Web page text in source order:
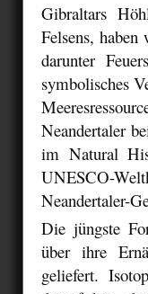
Gibraltars
Felsens,
darunter
symbolisches
Neandertaler
im Natural
UNESCO-
Neandertaler-
Die jüngste
über ihre
geliefert.